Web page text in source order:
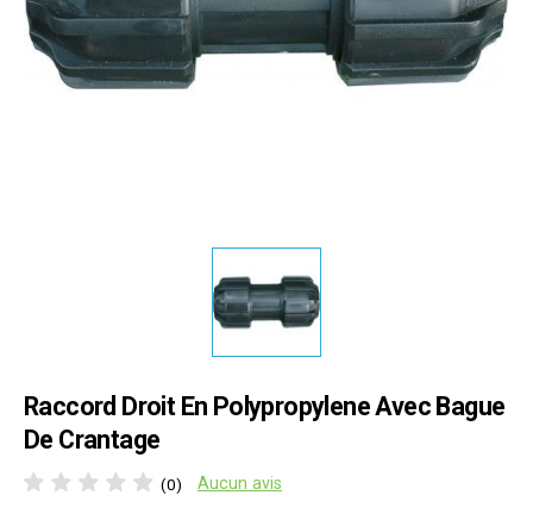
Raccord Droit En Polypropylene Avec Bague
De Crantage
(0) Aucun avis